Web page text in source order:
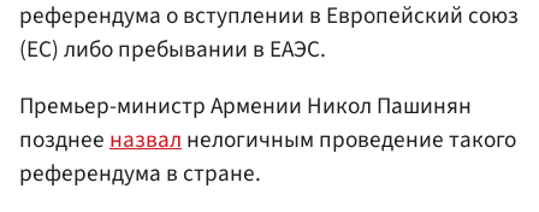
референдума о вступлении в Европейский союз
(ЕС) либо пребывании в ЕАЭС.
Премьер-министр Армении Никол Пашинян
позднееназвалнелогичным проведение такого
референдума в стране.